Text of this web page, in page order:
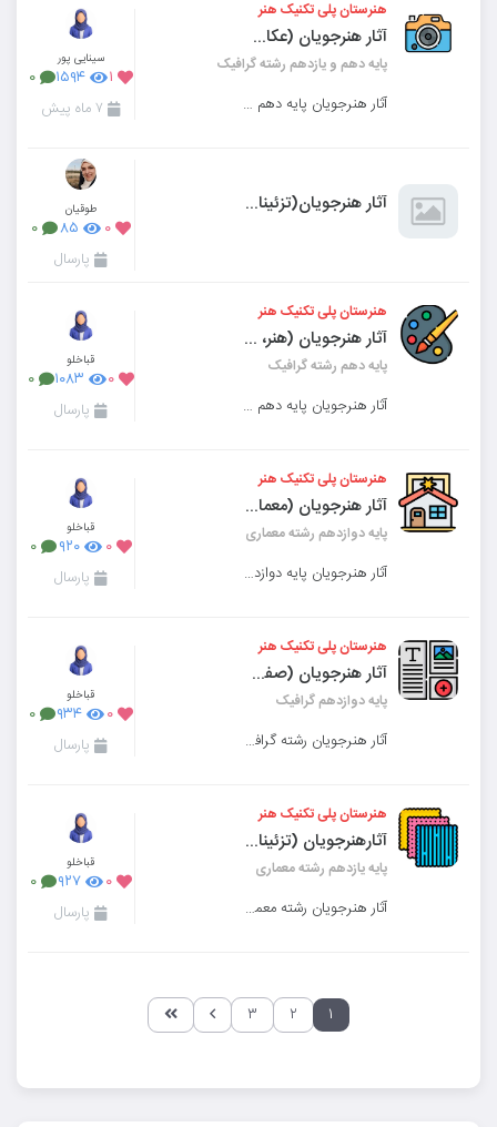
هنرستان پلی تکنیک هنر
آثار هنرجویان (عکاسی ۱ و ۲)
پایه دهم و یازدهم رشته گرافیک
آثار هنرجویان پایه دهم و یازدهم رشته گرافیک
سینایی پور
۱ ۱۵۹۴ ۰
۷ ماه پیش
آثار هنرجویان(تزئینات گچی) طوقیان
۰ ۸۵ ۰
پارسال
هنرستان پلی تکنیک هنر
آثار هنرجویان (هنر، اختیاری)
پایه دهم رشته گرافیک
آثار هنرجویان پایه دهم رشته گرافیک درس هنر (اختیاری)
قباخلو
۰ ۱۰۸۳ ۰
پارسال
هنرستان پلی تکنیک هنر
آثار هنرجویان (معماری داخلی فضاهای تجاری)
پایه دوازدهم رشته معماری
آثار هنرجویان پایه دوازدهم رشته معماری داخلی درس فضاهای تجاری
قباخلو
۰ ۹۲۰ ۰
پارسال
هنرستان پلی تکنیک هنر
آثار هنرجویان (صفحه آرایی)
پایه دوازدهم گرافیک
آثار هنرجویان رشته گرافیک پایه دوازدهم
قباخلو
۰ ۹۳۴ ۰
پارسال
هنرستان پلی تکنیک هنر
آثارهنرجویان (تزئینات چوبی و پارچه ای)
پایه یازدهم رشته معماری
آثار هنرجویان رشته معماری
قباخلو
۰ ۹۲۷ ۰
پارسال
۱ ۲ ۳